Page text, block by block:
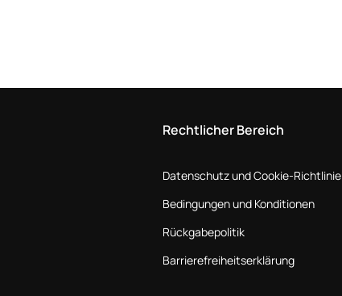
Rechtlicher Bereich
Datenschutz und Cookie-Richtlinie
Bedingungen und Konditionen
Rückgabepolitik
Barrierefreiheitserklärung